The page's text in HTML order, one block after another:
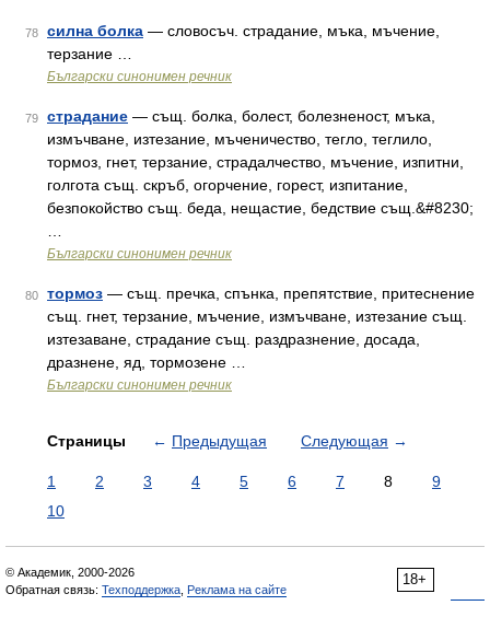
78 силна болка — словосъч. страдание, мъка, мъчение,
терзание …
Български синонимен речник
79 страдание — същ. болка, болест, болезненост, мъка,
измъчване, изтезание, мъченичество, тегло, теглило,
тормоз, гнет, терзание, страдалчество, мъчение, изпитни,
голгота същ. скръб, огорчение, горест, изпитание,
безпокойство същ. беда, нещастие, бедствие същ.&#8230;
Български синонимен речник
80 тормоз — същ. пречка, спънка, препятствие, притеснение
същ. гнет, терзание, мъчение, измъчване, изтезание същ.
изтезаване, страдание същ. раздразнение, досада,
дразнене, яд, тормозене …
Български синонимен речник
Страницы ← Предыдущая Следующая →
1 2 3 4 5 6 7 8
9
10
18+
© Академик, 2000-2026
Обратная связь: Техподдержка Реклама на сайте